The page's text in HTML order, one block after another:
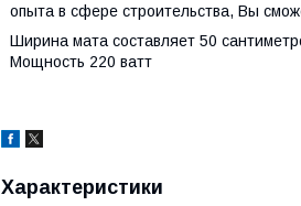
опыта в сфере строительства, Вы
Ширина мата составляет 50
Мощность 220 ватт
Характеристики